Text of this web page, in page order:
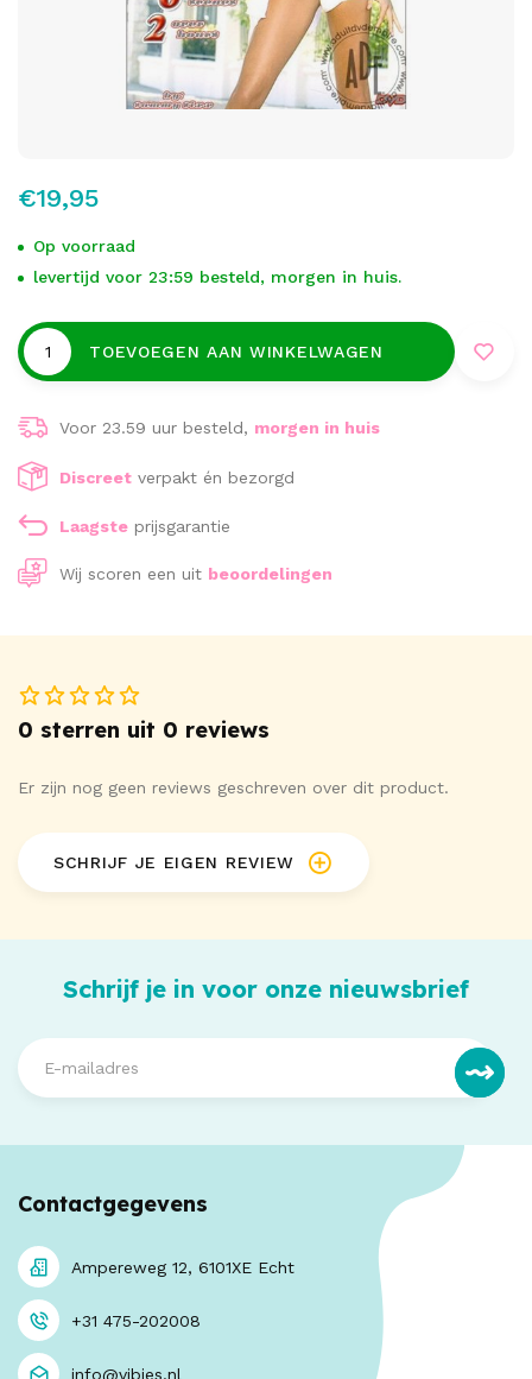
€19,95
Op voorraad
levertijd voor 23:59 besteld, morgen in huis.
TOEVOEGEN AAN WINKELWAGEN
Voor 23.59 uur besteld, morgen in huis
Discreet verpakt én bezorgd
Laagste prijsgarantie
Wij scoren een uit beoordelingen
0 sterren uit 0 reviews
Er zijn nog geen reviews geschreven over dit product.
SCHRIJF JE EIGEN REVIEW
Schrijf je in voor onze nieuwsbrief
Contactgegevens
Ampereweg 12, 6101XE Echt
+31 475-202008
info@vibies.nl